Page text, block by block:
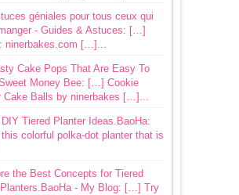
géniales pour tous ceux qui
- Guides & Astuces: […]
ninerbakes.com […]...
Cake Pops That Are Easy To
Money Bee: […] Cookie
Cake Balls by ninerbakes […]...
Tiered Planter Ideas.BaoHa:
colorful polka-dot planter that is
the Best Concepts for Tiered
- My Blog: […] Try